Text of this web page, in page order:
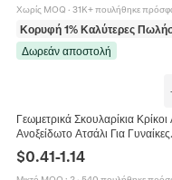
Χωρίς MOQ · 31K+ πουλήθηκε
Κορυφή 1% Καλύτερες
Δωρεάν αποστολή
Γεωμετρικά Σκουλαρίκια
Ανοξείδωτο Ατσάλι Για Γυναίκες
Άνδρες Σχήμα U Εξάγωνο
Τετράγωνο Καρδιά Αστέρι
Κοσμήματα
$0.41-1.14